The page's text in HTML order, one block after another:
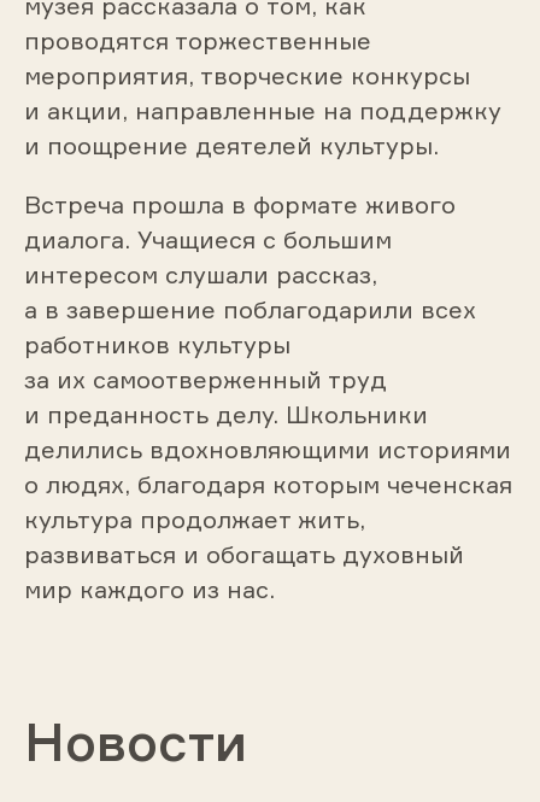
проводятся торжественные
мероприятия, творческие конкурсы
и акции, направленные на поддержку
и поощрение деятелей культуры.
Встреча прошла в формате живого
диалога. Учащиеся с большим
интересом слушали рассказ,
а в завершение поблагодарили всех
работников культуры
за их самоотверженный труд
и преданность делу. Школьники
делились вдохновляющими историями
о людях, благодаря которым чеченская
культура продолжает жить,
развиваться и обогащать духовный
мир каждого из нас.
Новости